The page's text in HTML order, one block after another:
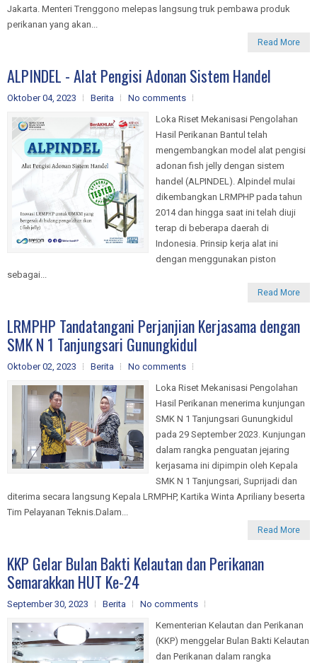
Jakarta. Menteri Trenggono melepas langsung truk pembawa produk
perikanan yang akan...
Read More
ALPINDEL - Alat Pengisi Adonan Sistem Handel
Oktober 04, 2023 Berita
No comments
Loka Riset Mekanisasi Pengolahan
Hasil Perikanan Bantul telah
mengembangkan model alat pengisi
adonan fish jelly dengan sistem
handel (ALPINDEL). Alpindel mulai
dikembangkan LRMPHP pada tahun
2014 dan hingga saat ini telah diuji
terap di beberapa daerah di
Indonesia. Prinsip kerja alat ini
dengan menggunakan piston
sebagai...
Read More
LRMPHP Tandatangani Perjanjian Kerjasama dengan
SMK N 1 Tanjungsari Gunungkidul
Oktober 02, 2023 Berita
No comments
Loka Riset Mekanisasi Pengolahan
Hasil Perikanan menerima kunjungan
SMK N 1 Tanjungsari Gunungkidul
pada 29 September 2023. Kunjungan
dalam rangka penguatan jejaring
kerjasama ini dipimpin oleh Kepala
SMK N 1 Tanjungsari, Suprijadi dan
diterima secara langsung Kepala LRMPHP, Kartika Winta Apriliany beserta
Tim Pelayanan Teknis.Dalam...
Read More
KKP Gelar Bulan Bakti Kelautan dan Perikanan
Semarakkan HUT Ke-24
September 30, 2023 Berita
No comments
Kementerian Kelautan dan Perikanan
(KKP) menggelar Bulan Bakti Kelautan
dan Perikanan dalam rangka